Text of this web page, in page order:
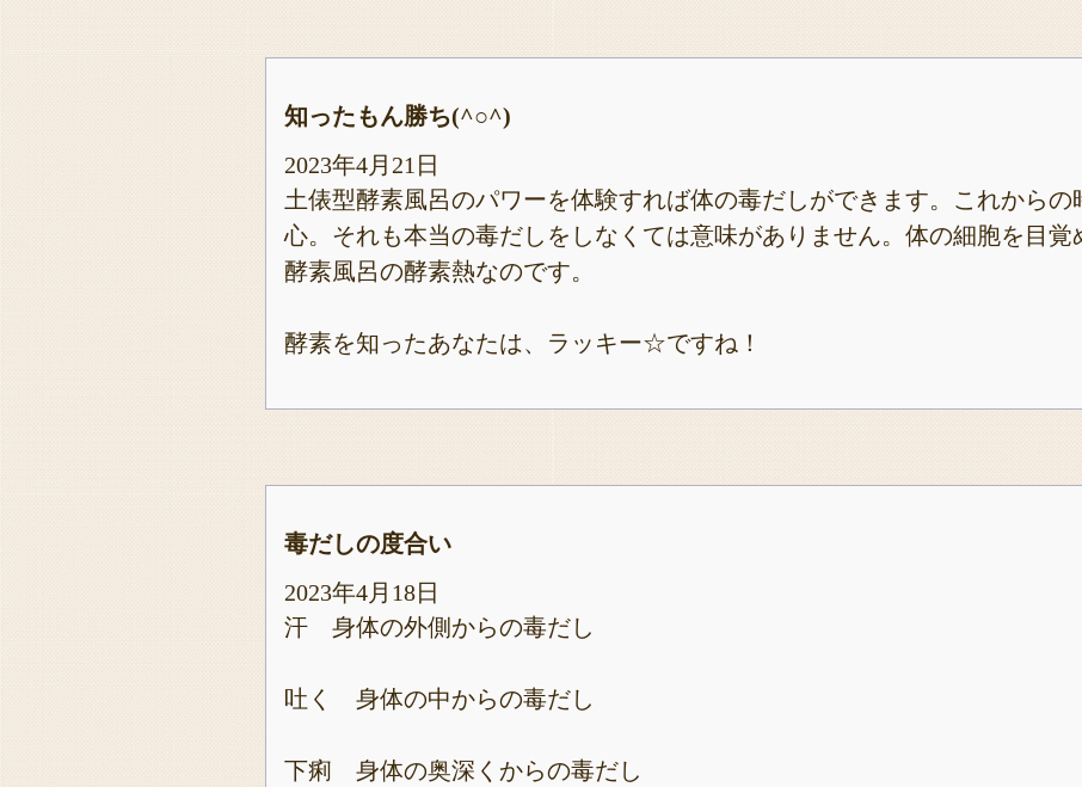
知ったもん勝ち(^○^)
2023年4月21日
土俵型酵素風呂のパワーを体験すれば体の毒だしができます。これから
心。それも本当の毒だしをしなくては意味がありません。体の細胞を目覚
酵素風呂の酵素熱なのです。
酵素を知ったあなたは、ラッキー☆ですね！
毒だしの度合い
2023年4月18日
汗 身体の外側からの毒だし
吐く 身体の中からの毒だし
下痢 身体の奥深くからの毒だし